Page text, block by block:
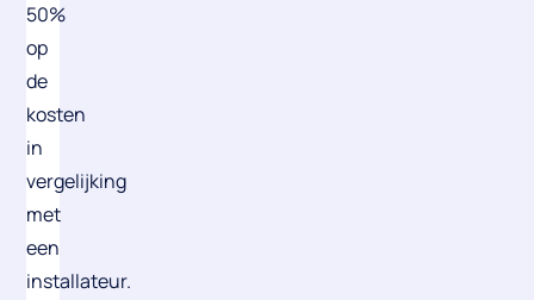
50%
op
de
kosten
in
vergelijking
met
een
installateur.